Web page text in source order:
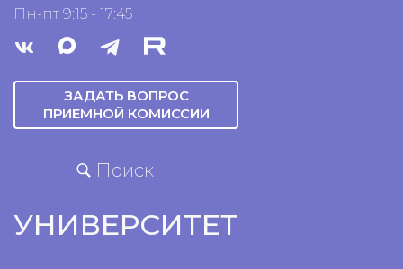
Пн-пт 9:15 - 17:45
ЗАДАТЬ ВОПРОС
ПРИЕМНОЙ КОМИССИИ
Поиск
УНИВЕРСИТЕТ